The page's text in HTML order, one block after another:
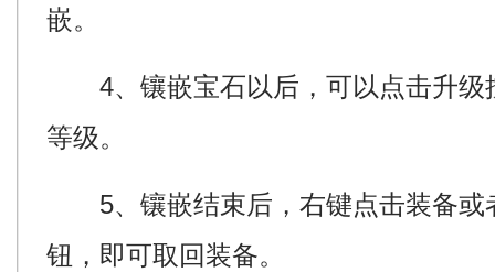
嵌。
4、镶嵌宝石以后，可以点击升级
等级。
5、镶嵌结束后，右键点击装备或
钮，即可取回装备。